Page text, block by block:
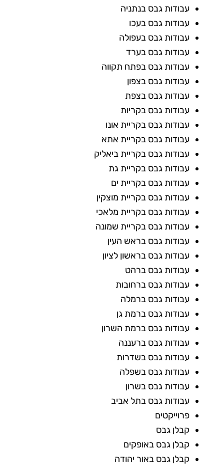
עבודות גבס בנתניה
עבודות גבס בעכו
עבודות גבס בעפולה
עבודות גבס בערד
עבודות גבס בפתח תקווה
עבודות גבס בצפון
עבודות גבס בצפת
עבודות גבס בקריות
עבודות גבס בקריית אונו
עבודות גבס בקריית אתא
עבודות גבס בקריית ביאליק
עבודות גבס בקריית גת
עבודות גבס בקריית ים
עבודות גבס בקריית מוצקין
עבודות גבס בקריית מלאכי
עבודות גבס בקריית שמונה
עבודות גבס בראש העין
עבודות גבס בראשון לציון
עבודות גבס ברהט
עבודות גבס ברחובות
עבודות גבס ברמלה
עבודות גבס ברמת גן
עבודות גבס ברמת השרון
עבודות גבס ברעננה
עבודות גבס בשדרות
עבודות גבס בשפלה
עבודות גבס בשרון
עבודות גבס בתל אביב
פרוייקטים
קבלן גבס
קבלן גבס באופקים
קבלן גבס באור יהודה